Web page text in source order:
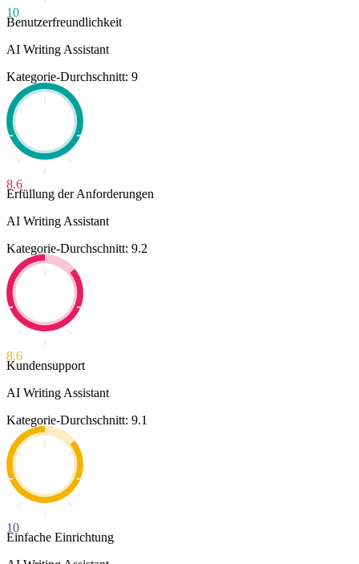
10
Benutzerfreundlichkeit
AI Writing Assistant
Kategorie-Durchschnitt: 9
8.6
Erfüllung der Anforderungen
AI Writing Assistant
Kategorie-Durchschnitt: 9.2
8.6
Kundensupport
AI Writing Assistant
Kategorie-Durchschnitt: 9.1
10
Einfache Einrichtung